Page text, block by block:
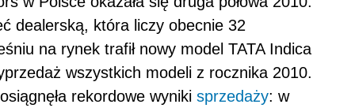
dealerską, która liczy obecnie 32
na rynek trafił nowy model TATA Indica
wszystkich modeli z rocznika 2010.
rekordowe wyniki sprzedaży: w